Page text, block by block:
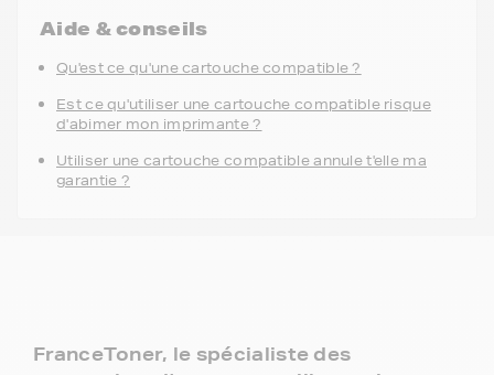
Aide & conseils
Qu'est ce qu'une cartouche compatible ?
Est ce qu'utiliser une cartouche compatible risque
d'abimer mon imprimante ?
Utiliser une cartouche compatible annule t'elle ma
garantie ?
FranceToner, le spécialiste des